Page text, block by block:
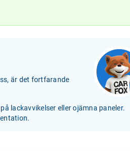
är det fortfarande
lackavvikelser eller ojämna paneler.